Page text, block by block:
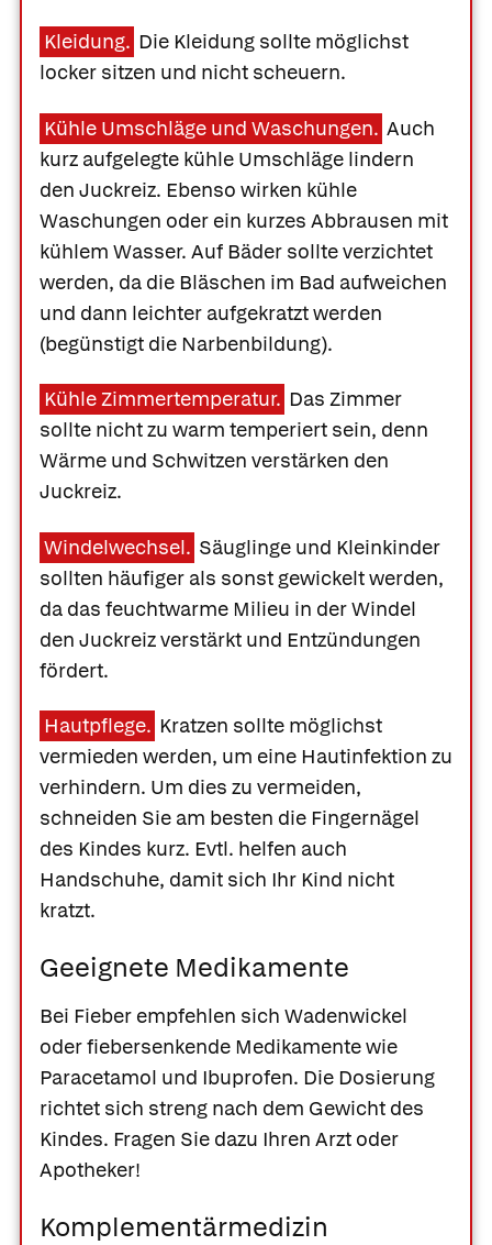
Kleidung. Die Kleidung sollte möglichst
locker sitzen und nicht scheuern.
Kühle Umschläge und Waschungen. Auch
kurz aufgelegte kühle Umschläge lindern
den Juckreiz. Ebenso wirken kühle
Waschungen oder ein kurzes Abbrausen mit
kühlem Wasser. Auf Bäder sollte verzichtet
werden, da die Bläschen im Bad aufweichen
und dann leichter aufgekratzt werden
(begünstigt die Narbenbildung).
Kühle Zimmertemperatur. Das Zimmer
sollte nicht zu warm temperiert sein, denn
Wärme und Schwitzen verstärken den
Juckreiz.
Windelwechsel. Säuglinge und Kleinkinder
sollten häufiger als sonst gewickelt werden,
da das feuchtwarme Milieu in der Windel
den Juckreiz verstärkt und Entzündungen
fördert.
Hautpflege. Kratzen sollte möglichst
vermieden werden, um eine Hautinfektion zu
verhindern. Um dies zu vermeiden,
schneiden Sie am besten die Fingernägel
des Kindes kurz. Evtl. helfen auch
Handschuhe, damit sich Ihr Kind nicht
kratzt.
Geeignete Medikamente
Bei Fieber empfehlen sich Wadenwickel
oder fiebersenkende Medikamente wie
Paracetamol und Ibuprofen. Die Dosierung
richtet sich streng nach dem Gewicht des
Kindes. Fragen Sie dazu Ihren Arzt oder
Apotheker!
Komplementärmedizin